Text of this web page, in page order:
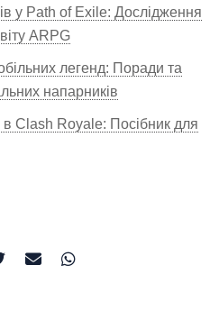
у Path of Exile: Дослідження
ARPG
легенд: Поради та
напарників
в Clash Royale: Посібник для